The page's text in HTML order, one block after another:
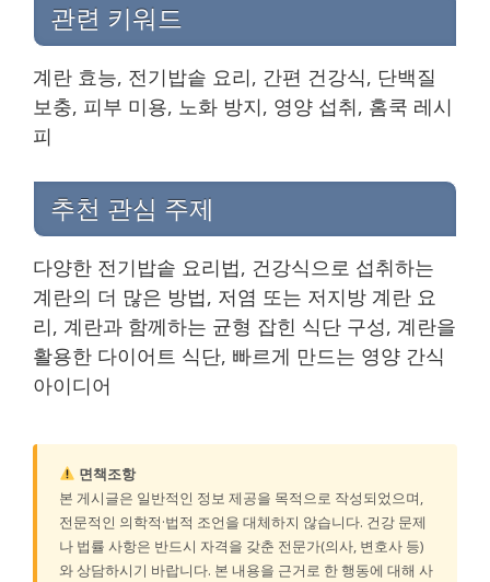
관련 키워드
계란 효능, 전기밥솥 요리, 간편 건강식, 단백질
보충, 피부 미용, 노화 방지, 영양 섭취, 홈쿡 레시
피
추천 관심 주제
다양한 전기밥솥 요리법, 건강식으로 섭취하는
계란의 더 많은 방법, 저염 또는 저지방 계란 요
리, 계란과 함께하는 균형 잡힌 식단 구성, 계란을
활용한 다이어트 식단, 빠르게 만드는 영양 간식
아이디어
면책조항
본 게시글은 일반적인 정보 제공을 목적으로 작성되었으며,
전문적인 의학적·법적 조언을 대체하지 않습니다. 건강 문제
나 법률 사항은 반드시 자격을 갖춘 전문가(의사, 변호사 등)
와 상담하시기 바랍니다. 본 내용을 근거로 한 행동에 대해 사